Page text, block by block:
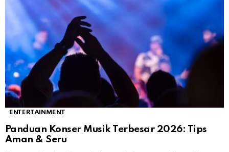
ENTERTAINMENT
Panduan Konser Musik Terbesar 2026: Tips
Aman & Seru